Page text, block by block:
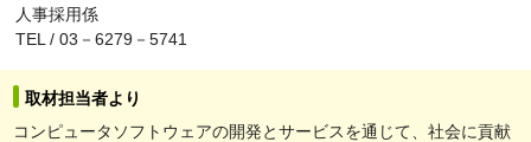
人事採用係
TEL / 03－6279－5741
取材担当者より
コンピュータソフトウェアの開発とサービスを通じて、社会に貢献